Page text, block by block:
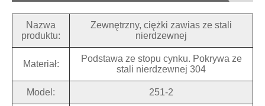
Nazwa
produktu:
Zewnętrzny, ciężki zawias ze stali
nierdzewnej
Materiał:
Podstawa ze stopu cynku. Pokrywa ze
stali nierdzewnej 304
Model: 251-2